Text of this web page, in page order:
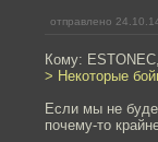
отправлено
Кому: ESTONEC,
> Некоторые
Если мы не
почему-то